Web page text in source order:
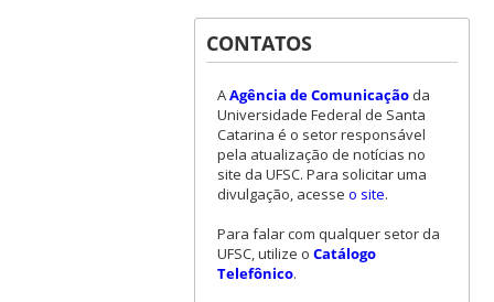
CONTATOS
AAgência de Comunicaçãoda
Universidade Federal de Santa
Catarina é o setor responsável
pela atualização de notícias no
site da UFSC. Para solicitar uma
divulgação, acesse o site.
Para falar com qualquer setor da
UFSC, utilize o Catálogo
Telefônico.